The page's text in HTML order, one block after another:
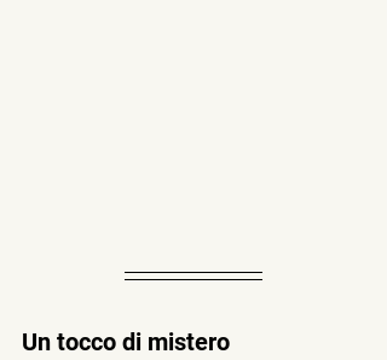
Un tocco di mistero